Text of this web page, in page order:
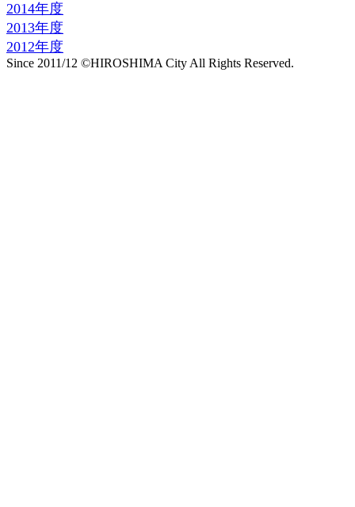
2014年度
2013年度
2012年度
Since 2011/12 ©HIROSHIMA City All Rights Reserved.